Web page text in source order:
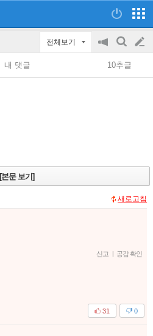
전체보기
공
지
on/off
검
색
글
쓰
내 댓글 10추글
[본문 보기]
새로고침
신고 | 공감 확인
0
31